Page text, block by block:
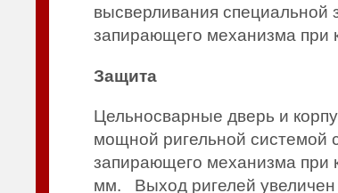
высверливания специальной
запирающего механизма при
Защита
Цельносварные дверь и
мощной ригельной системой
запирающего механизма при
мм. Выход ригелей